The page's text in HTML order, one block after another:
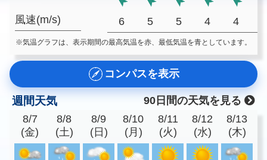
風速(m/s) 6 5 5 4 4
※気温グラフは、表示期間の最高気温を赤、最低気温を青としています。
コンパスを表示
週間天気
90日間の天気を見る
8/7
(金)
8/8
(土)
8/9
(日)
8/10
(月)
8/11
(火)
8/12
(水)
8/13
(木)